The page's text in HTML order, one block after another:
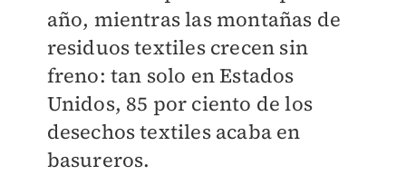
año, mientras las montañas de
residuos textiles crecen sin
freno: tan solo en Estados
Unidos, 85 por ciento de los
desechos textiles acaba en
basureros.